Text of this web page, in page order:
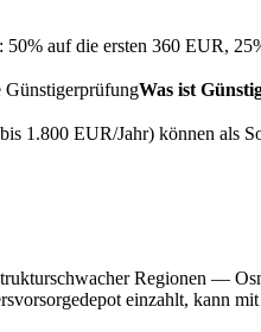
50% auf die ersten 360 EUR,
GünstigerprüfungWas ist
1.800 EUR/Jahr) können als
Regionen —
einzahlt, kann